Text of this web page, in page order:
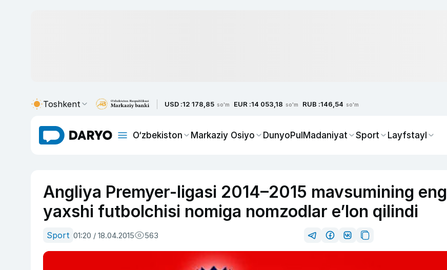
Toshkent USD :12 178,85 so'm EUR :14 053,18 so'm RUB :146,54 so'm
O‘zbekiston Markaziy Osiyo DunyoPulMadaniyat Sport Layfstayl
Angliya Premyer-ligasi 2014–2015 mavsumining eng
yaxshi futbolchisi nomiga nomzodlar e’lon qilindi
Sport 01:20 / 18.04.2015 563